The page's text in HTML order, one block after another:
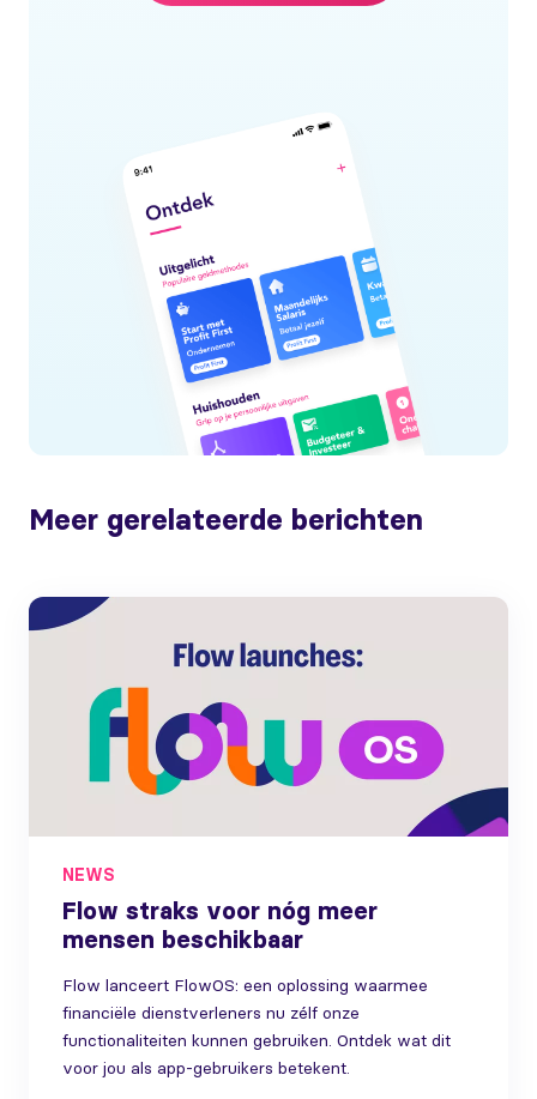
Meer gerelateerde berichten
NEWS
Flow straks voor nóg meer
mensen beschikbaar
Flow lanceert FlowOS: een oplossing waarmee
financiële dienstverleners nu zélf onze
functionaliteiten kunnen gebruiken. Ontdek wat dit
voor jou als app-gebruikers betekent.